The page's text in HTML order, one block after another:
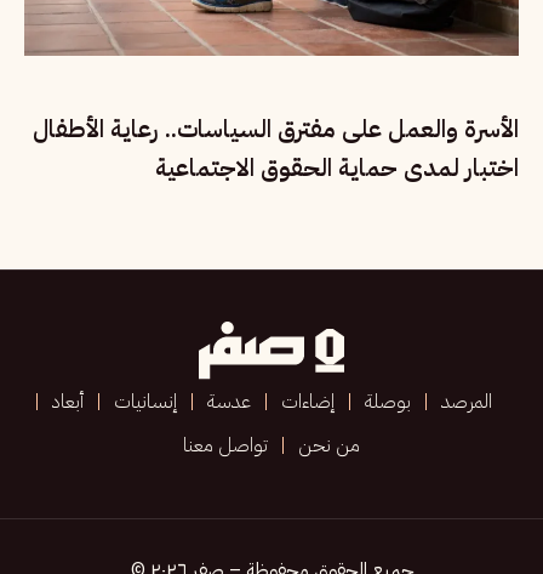
الأسرة والعمل على مفترق السياسات.. رعاية الأطفال
اختبار لمدى حماية الحقوق الاجتماعية
المرصد بوصلة إضاءات عدسة إنسانيات
أبعاد
من نحن
تواصل معنا